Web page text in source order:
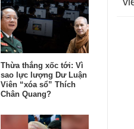
Thừa thắng xốc tới: Vì
sao lực lượng Dư Luận
Viên “xóa sổ” Thích
Chân Quang?